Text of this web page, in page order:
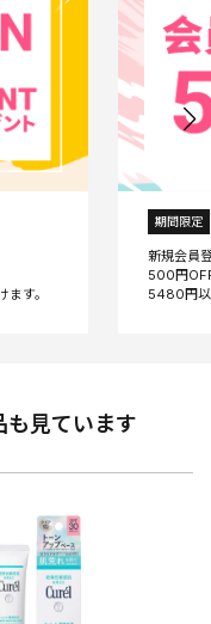
期間限定
新規会員
500円
も見ています